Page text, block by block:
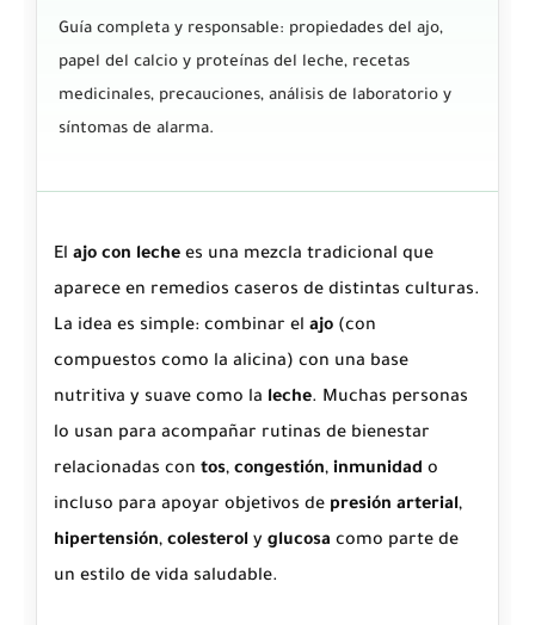
Guía completa y responsable: propiedades del ajo,
papel del calcio y proteínas del leche, recetas
medicinales, precauciones, análisis de laboratorio y
síntomas de alarma.
El ajo con leche es una mezcla tradicional que
aparece en remedios caseros de distintas culturas.
La idea es simple: combinar el ajo (con
compuestos como la alicina) con una base
nutritiva y suave como la leche. Muchas personas
lo usan para acompañar rutinas de bienestar
relacionadas con tos, congestión, inmunidad o
incluso para apoyar objetivos de presión arterial,
hipertensión, colesterol y glucosa como parte de
un estilo de vida saludable.